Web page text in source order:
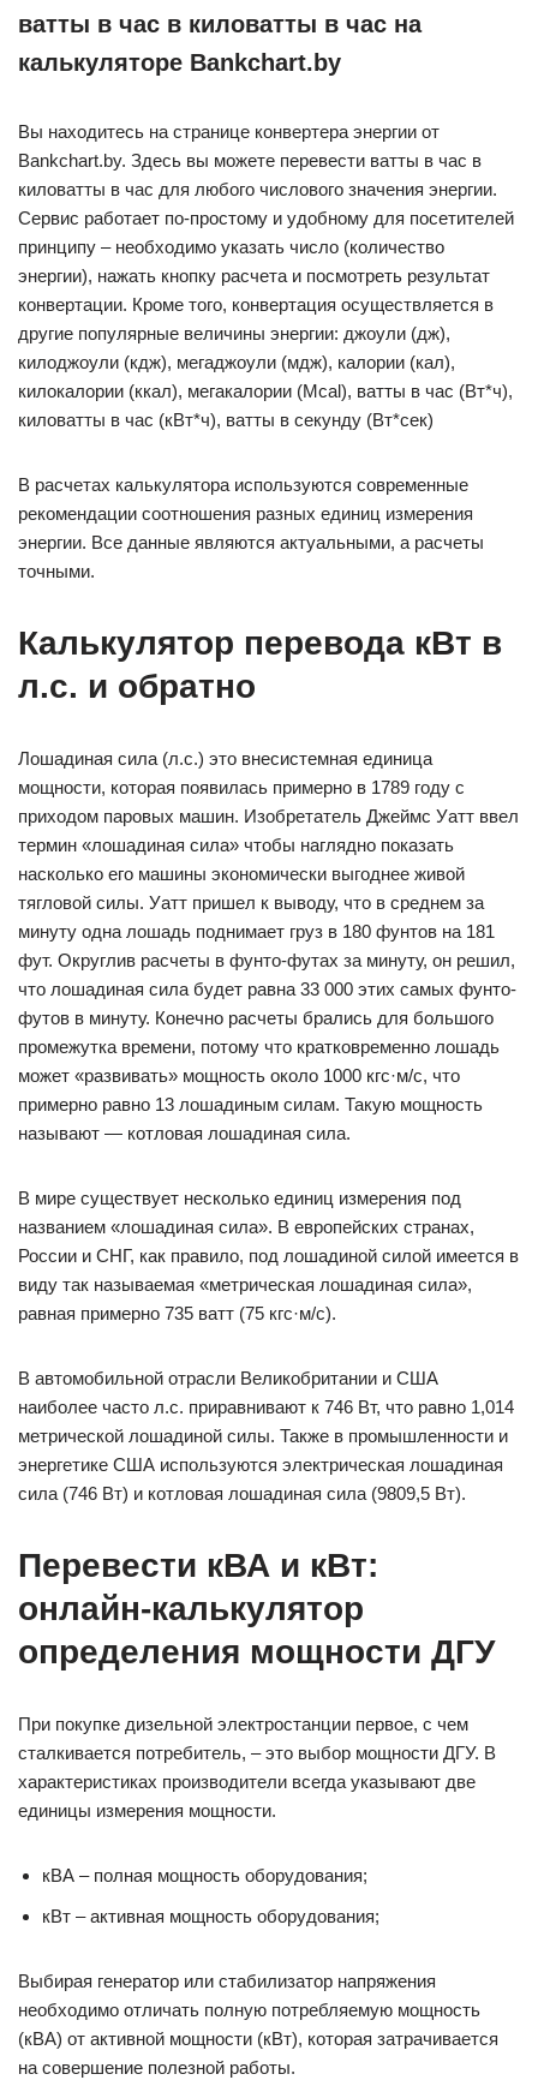
ватты в час в киловатты в час на
калькуляторе Bankchart.by
Вы находитесь на странице конвертера энергии от
Bankchart.by. Здесь вы можете перевести ватты в час в
киловатты в час для любого числового значения энергии.
Сервис работает по-простому и удобному для посетителей
принципу – необходимо указать число (количество
энергии), нажать кнопку расчета и посмотреть результат
конвертации. Кроме того, конвертация осуществляется в
другие популярные величины энергии: джоули (дж),
килоджоули (кдж), мегаджоули (мдж), калории (кал),
килокалории (ккал), мегакалории (Mcal), ватты в час (Вт*ч),
киловатты в час (кВт*ч), ватты в секунду (Вт*сек)
В расчетах калькулятора используются современные
рекомендации соотношения разных единиц измерения
энергии. Все данные являются актуальными, а расчеты
точными.
Калькулятор перевода кВт в
л.с. и обратно
Лошадиная сила (л.с.) это внесистемная единица
мощности, которая появилась примерно в 1789 году с
приходом паровых машин. Изобретатель Джеймс Уатт ввел
термин «лошадиная сила» чтобы наглядно показать
насколько его машины экономически выгоднее живой
тягловой силы. Уатт пришел к выводу, что в среднем за
минуту одна лошадь поднимает груз в 180 фунтов на 181
фут. Округлив расчеты в фунто-футах за минуту, он решил,
что лошадиная сила будет равна 33 000 этих самых фунто-
футов в минуту. Конечно расчеты брались для большого
промежутка времени, потому что кратковременно лошадь
может «развивать» мощность около 1000 кгс·м/с, что
примерно равно 13 лошадиным силам. Такую мощность
называют — котловая лошадиная сила.
В мире существует несколько единиц измерения под
названием «лошадиная сила». В европейских странах,
России и СНГ, как правило, под лошадиной силой имеется в
виду так называемая «метрическая лошадиная сила»,
равная примерно 735 ватт (75 кгс·м/с).
В автомобильной отрасли Великобритании и США
наиболее часто л.с. приравнивают к 746 Вт, что равно 1,014
метрической лошадиной силы. Также в промышленности и
энергетике США используются электрическая лошадиная
сила (746 Вт) и котловая лошадиная сила (9809,5 Вт).
Перевести кВА и кВт:
онлайн-калькулятор
определения мощности ДГУ
При покупке дизельной электростанции первое, с чем
сталкивается потребитель, – это выбор мощности ДГУ. В
характеристиках производители всегда указывают две
единицы измерения мощности.
кВА – полная мощность оборудования;
кВт – активная мощность оборудования;
Выбирая генератор или стабилизатор напряжения
необходимо отличать полную потребляемую мощность
(кВА) от активной мощности (кВт), которая затрачивается
на совершение полезной работы.